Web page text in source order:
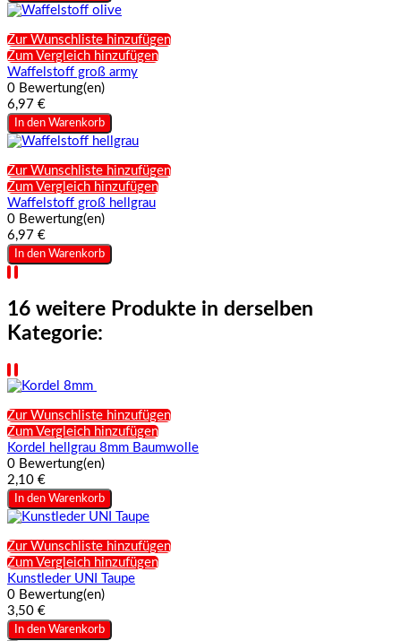
Zur Wunschliste hinzufügen
Zum Vergleich hinzufügen
Waffelstoff groß army
0 Bewertung(en)
6,97 €
In den Warenkorb
Zur Wunschliste hinzufügen
Zum Vergleich hinzufügen
Waffelstoff groß hellgrau
0 Bewertung(en)
6,97 €
In den Warenkorb
16 weitere Produkte in derselben
Kategorie:
Zur Wunschliste hinzufügen
Zum Vergleich hinzufügen
Kordel hellgrau 8mm Baumwolle
0 Bewertung(en)
2,10 €
In den Warenkorb
Zur Wunschliste hinzufügen
Zum Vergleich hinzufügen
Kunstleder UNI Taupe
0 Bewertung(en)
3,50 €
In den Warenkorb